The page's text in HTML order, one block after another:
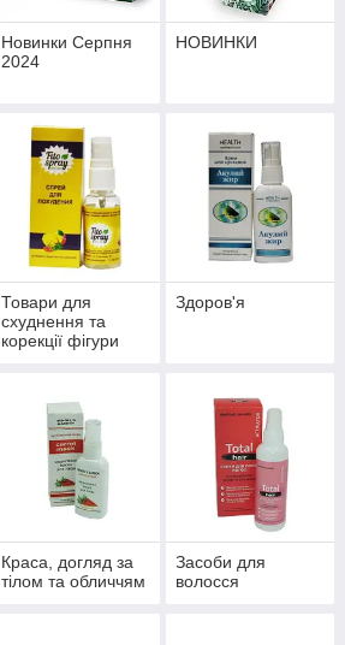
Новинки Серпня
2024
НОВИНКИ
Товари для
схуднення та
корекції фігури
Здоров'я
Краса, догляд за
тілом та обличчям
Засоби для
волосся